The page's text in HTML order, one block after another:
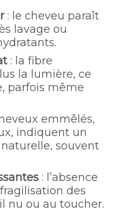
: le cheveu paraît
lavage ou
: la fibre
la lumière, ce
parfois même
emmêlés,
indiquent un
souvent
: l’absence
des
nu ou au toucher.